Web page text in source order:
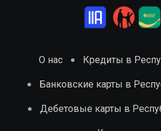
О нас Кредиты в
Банковские карты в
Дебетовые карты в